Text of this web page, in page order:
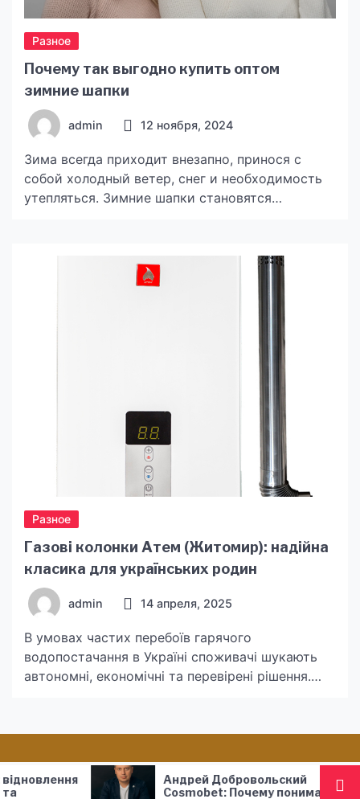
Разное
Почему так выгодно купить оптом
зимние шапки
admin 12 ноября, 2024
Зима всегда приходит внезапно, принося с
собой холодный ветер, снег и необходимость
утепляться. Зимние шапки становятся
Но почему же купить оптом зимние шапки
становится настолько выгодным решением для
многих? Давайте разберемся в этом вопросе
более подробно. Экономия на стоимости
Разное
Газові колонки Атем (Житомир): надійна
класика для українських родин
admin 14 апреля, 2025
В умовах частих перебоїв гарячого
водопостачання в Україні споживачі шукають
автономні, економічні та перевірені рішення.
багато років виробляє якісну побутову техніку
колонки Житомир Атем із гарантією та
сервісом можна у компанії Тепломаркет за
Андрей Добровольский
Cosmobet: Почему понимание
Чи